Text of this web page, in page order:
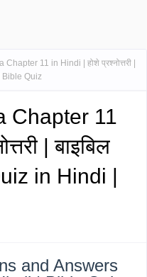
11 in Hindi | होशे प्रश्नोत्तरी |
Bible Quiz
Chapter 11
| बाइबिल
in Hindi |
and Answers